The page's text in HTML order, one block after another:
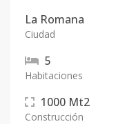
La Romana
Ciudad
5
Habitaciones
1000 Mt2
Construcción